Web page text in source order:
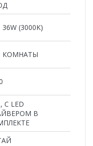
36W (3000K)
КОМНАТЫ
С LED
В